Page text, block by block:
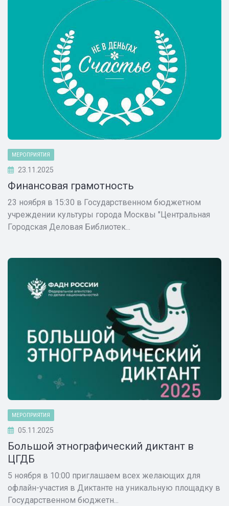
МЕРОПРИЯТИЯ
23.11.2025
Финансовая грамотность
23 ноября в 15:30 в Государственном бюджетном
учреждении культуры города Москвы "Центральная
Городская Деловая Библиотек...
МЕРОПРИЯТИЯ
05.11.2025
Большой этнографический диктант в
ЦГДБ
5 ноября в 10:00 приглашаем всех желающих для
офлайн-участия в Диктанте на уникальную площадку в
Государственном бюджетн...